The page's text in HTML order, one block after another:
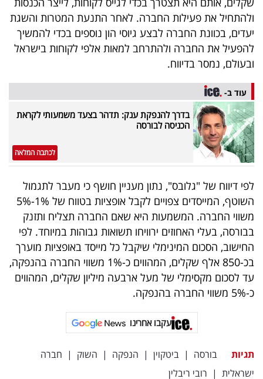
ניוזלטרים
מייל
פרסמו
באייס
עקבו
אחרינו:
ולהתחיל את פעילות החברה. לאחר התנעת המטרות והשגת
יעדים, בכוונת החברה לבצע גיוסי הון נוספים בכדי להמשיך
להפעיל את החברה ולהתרחב למאות אלפי לקוחות בישראל
ובעולם, נמסר בדיווח.
עוד ב-
בדרך להנפקת ענק: תדהר בצעד משמעותי לקראת
הכניסה לבורסה
לכתבה המלאה
לפי דיווח של "גלובס", נתון מעניין חושף כי מעבר לתגמול
השוטף, המייסדים צפויים לקבל אופציות בטווח של 1%-5%
משווי החברה. המשמעות היא שאם החברה תצליח ותזנק
בבורסה, בעלי האחוזים ירוויחו תשואות גבוהות במיוחד. לפי
החישוב, הסכום המינימלי שיקבל כל מייסד באופציות מוערך
בכ-850 אלף שקלים, המהווים כ-1% משווי החברה בהנפקה,
עד לסכום מקסימלי של מעל ארבעה מיליון שקלים, המהווים
כ-5% משווי החברה בהנפקה.
עקבו אחרינו
תגיות בורסה | ביטקוין | הנפקה | השוק | חברה
ישראלית | רובי ריבלין